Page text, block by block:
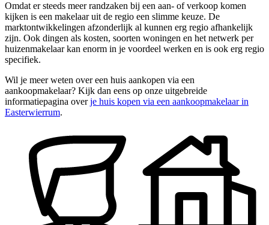
Omdat er steeds meer randzaken bij een aan- of verkoop komen
kijken is een makelaar uit de regio een slimme keuze. De
marktontwikkelingen afzonderlijk al kunnen erg regio afhankelijk
zijn. Ook dingen als kosten, soorten woningen en het netwerk per
huizenmakelaar kan enorm in je voordeel werken en is ook erg regio
specifiek.
Wil je meer weten over een huis aankopen via een
aankoopmakelaar? Kijk dan eens op onze uitgebreide
informatiepagina overje huis kopen via een aankoopmakelaar in
Easterwierrum.